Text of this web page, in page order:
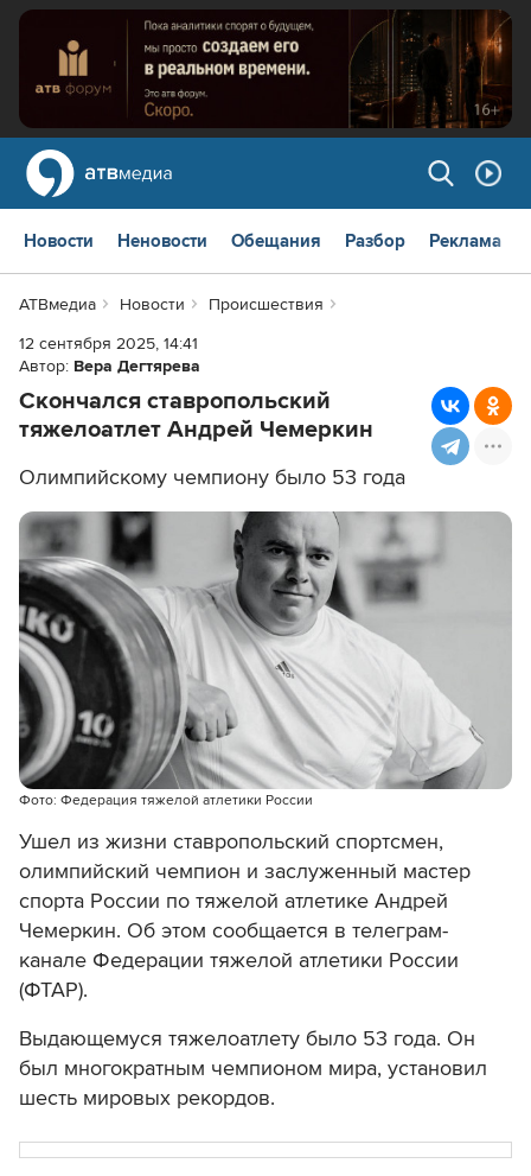
Новости Неновости Обещания Разбор Реклама
АТВмедиа Новости
Происшествия
12 сентября 2025, 14:41
Автор: Вера Дегтярева
Скончался ставропольский
тяжелоатлет Андрей Чемеркин
Олимпийскому чемпиону было 53 года
Фото: Федерация тяжелой атлетики России
Ушел из жизни ставропольский спортсмен,
олимпийский чемпион и заслуженный мастер
спорта России по тяжелой атлетике Андрей
Чемеркин. Об этом сообщается в телеграм-
канале Федерации тяжелой атлетики России
(ФТАР).
Выдающемуся тяжелоатлету было 53 года. Он
был многократным чемпионом мира, установил
шесть мировых рекордов.